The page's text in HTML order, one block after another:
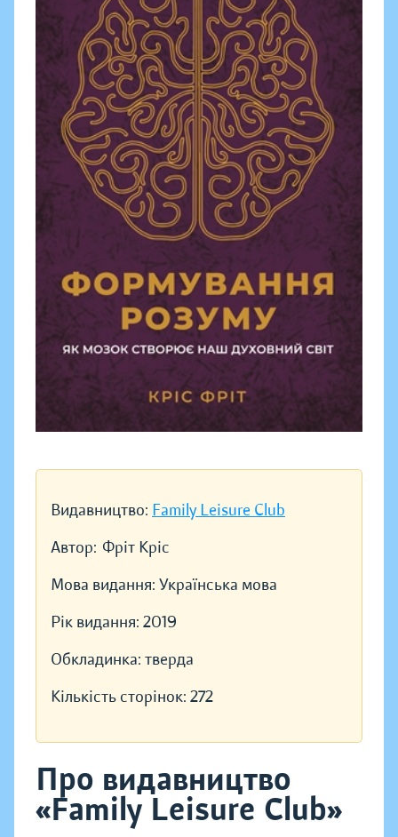
Видавництво: Family Leisure Club
Автор: Фріт Кріс
Мова видання: Українська мова
Рік видання: 2019
Обкладинка: тверда
Кількість сторінок: 272
Про видавництво
«Family Leisure Club»